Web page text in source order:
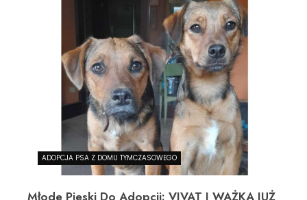
ADOPCJA PSA Z DOMU TYMCZASOWEGO
Młode Pieski Do Adopcji: VIVAT I WAŻKA JUŻ